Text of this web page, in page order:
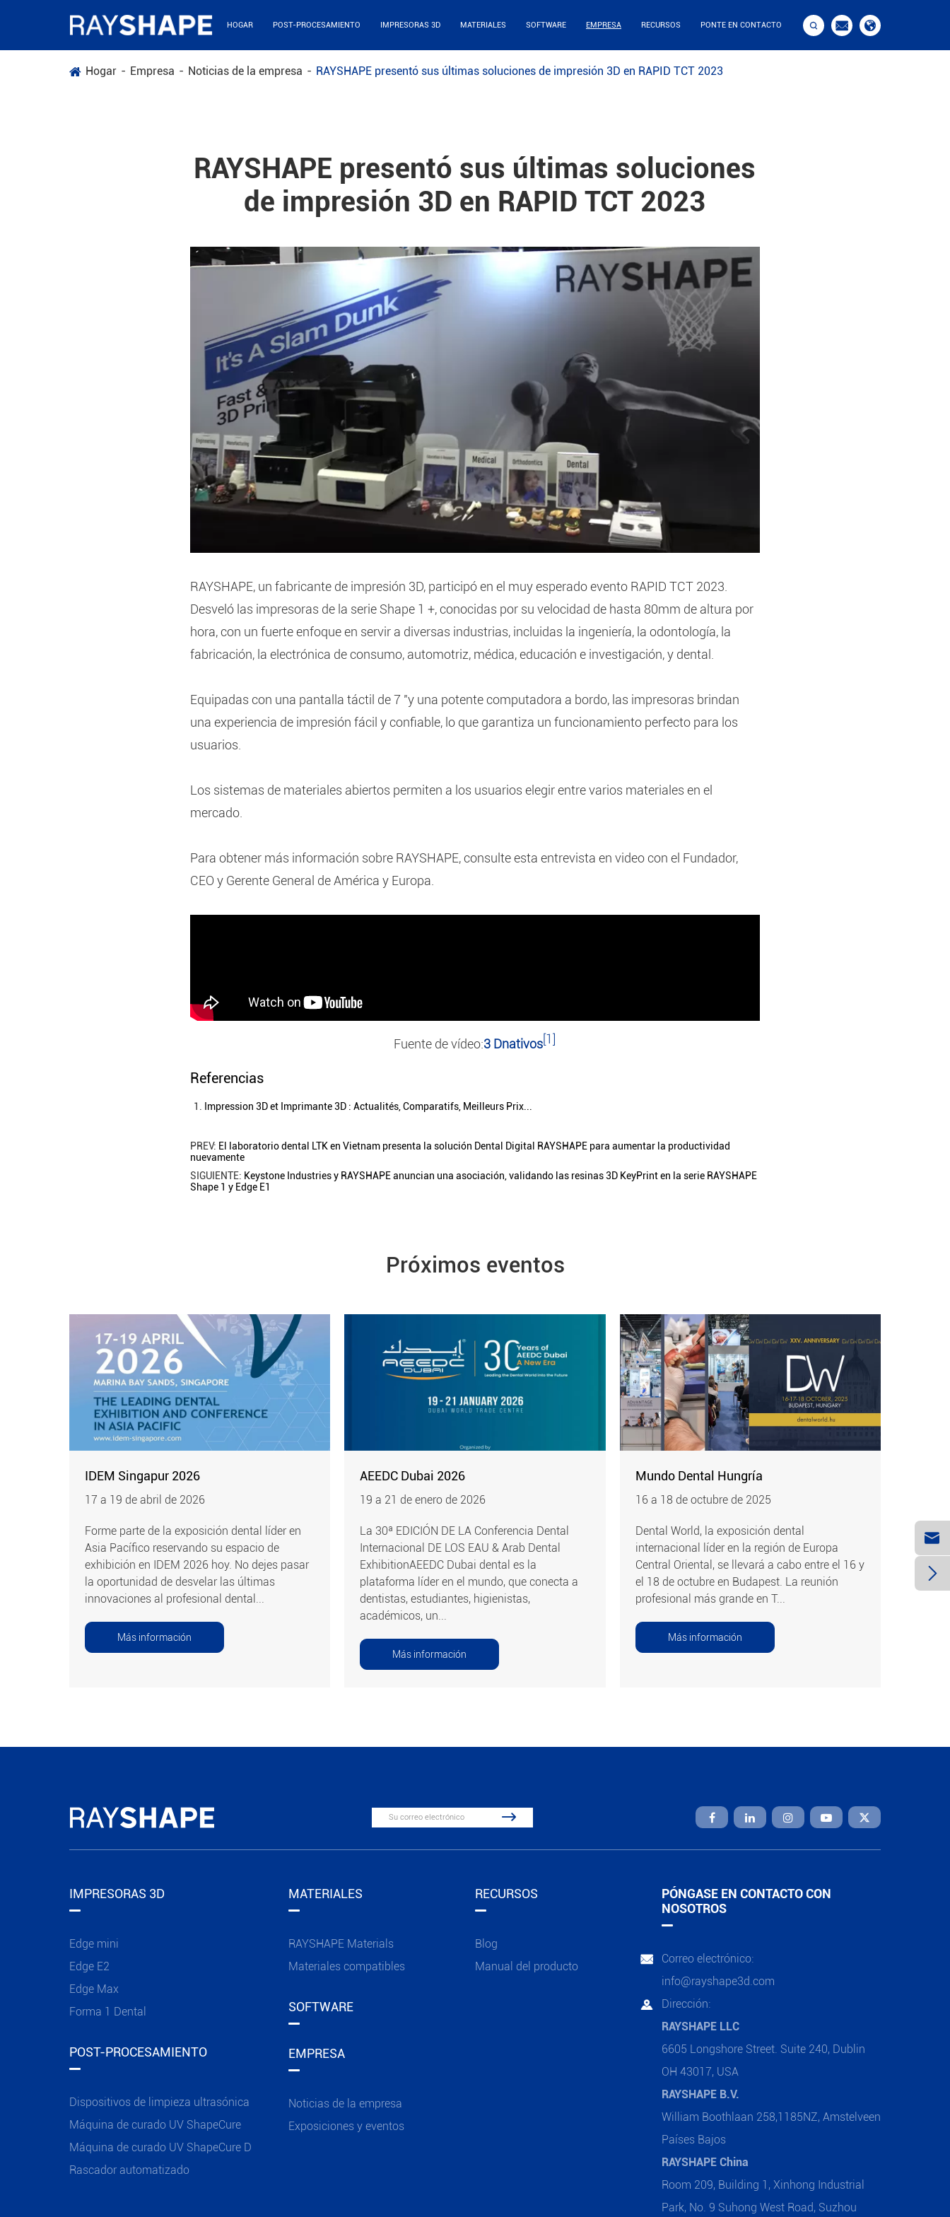
HOGAR POST-PROCESAMIENTO IMPRESORAS 3D MATERIALES SOFTWARE EMPRESA RECURSOS PONTE EN CONTACTO   
Hogar Empresa Noticias de la empresa RAYSHAPE presentó sus últimas soluciones de impresión 3D en RAPID TCT 2023
RAYSHAPE presentó sus últimas soluciones
de impresión 3D en RAPID TCT 2023
RAYSHAPE, un fabricante de impresión 3D, participó en el muy esperado evento RAPID TCT 2023.
Desveló las impresoras de la serie Shape 1 +, conocidas por su velocidad de hasta 80mm de altura por
hora, con un fuerte enfoque en servir a diversas industrias, incluidas la ingeniería, la odontología, la
fabricación, la electrónica de consumo, automotriz, médica, educación e investigación, y dental.
Equipadas con una pantalla táctil de 7 "y una potente computadora a bordo, las impresoras brindan
una experiencia de impresión fácil y confiable, lo que garantiza un funcionamiento perfecto para los
usuarios.
Los sistemas de materiales abiertos permiten a los usuarios elegir entre varios materiales en el
mercado.
Para obtener más información sobre RAYSHAPE, consulte esta entrevista en video con el Fundador,
CEO y Gerente General de América y Europa.
Fuente de vídeo:3 Dnativos[1]
Referencias
Impression 3D et Imprimante 3D : Actualités, Comparatifs, Meilleurs Prix...
PREV: El laboratorio dental LTK en Vietnam presenta la solución Dental Digital RAYSHAPE para aumentar la productividad
nuevamente
SIGUIENTE: Keystone Industries y RAYSHAPE anuncian una asociación, validando las resinas 3D KeyPrint en la serie RAYSHAPE
Shape 1 y Edge E1
Próximos eventos
IDEM Singapur 2026
17 a 19 de abril de 2026
Forme parte de la exposición dental líder en
Asia Pacífico reservando su espacio de
exhibición en IDEM 2026 hoy. No dejes pasar
la oportunidad de desvelar las últimas
innovaciones al profesional dental...
Más información
AEEDC Dubai 2026
19 a 21 de enero de 2026
La 30ª EDICIÓN DE LA Conferencia Dental
Internacional DE LOS EAU & Arab Dental
ExhibitionAEEDC Dubai dental es la
plataforma líder en el mundo, que conecta a
dentistas, estudiantes, higienistas,
académicos, un...
Más información
Mundo Dental Hungría
16 a 18 de octubre de 2025
Dental World, la exposición dental
internacional líder en la región de Europa
Central Oriental, se llevará a cabo entre el 16 y
el 18 de octubre en Budapest. La reunión
profesional más grande en T...
Más información
 
IMPRESORAS 3D
Edge mini
Edge E2
Edge Max
Forma 1 Dental
POST-PROCESAMIENTO
Dispositivos de limpieza ultrasónica
Máquina de curado UV ShapeCure
Máquina de curado UV ShapeCure D
Rascador automatizado
MATERIALES
RAYSHAPE Materials
Materiales compatibles
SOFTWARE
EMPRESA
Noticias de la empresa
Exposiciones y eventos
RECURSOS
Blog
Manual del producto
PÓNGASE EN CONTACTO CON
NOSOTROS

Correo electrónico:
info@rayshape3d.com

Dirección:
RAYSHAPE LLC
6605 Longshore Street. Suite 240, Dublin
OH 43017, USA
RAYSHAPE B.V.
William Boothlaan 258,1185NZ, Amstelveen
Países Bajos
RAYSHAPE China
Room 209, Building 1, Xinhong Industrial
Park, No. 9 Suhong West Road, Suzhou

